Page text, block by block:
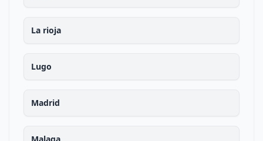
La rioja
Lugo
Madrid